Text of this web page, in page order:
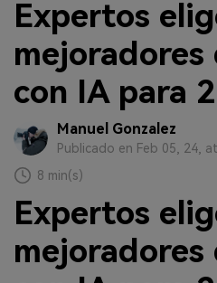
Expertos
mejoradores
con IA para
Manuel Gonzalez
Publicado en Feb 05, 24,
8 min(s)
Expertos
mejoradores